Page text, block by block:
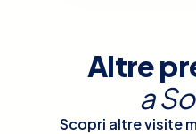
Altre
a
Scopri altre visite